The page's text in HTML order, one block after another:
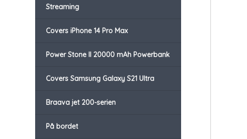
Streaming
Covers iPhone 14 Pro Max
Power Stone II 20000 mAh Powerbank
Covers Samsung Galaxy S21 Ultra
Braava jet 200-serien
På bordet